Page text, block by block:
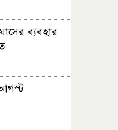
ব্যবহার
আগস্ট